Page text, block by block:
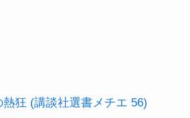
チェコ文学
バチカン、ローマカトリック
狂 (講談社選書メチエ 56)